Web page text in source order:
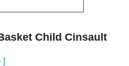
Child Cinsault
]